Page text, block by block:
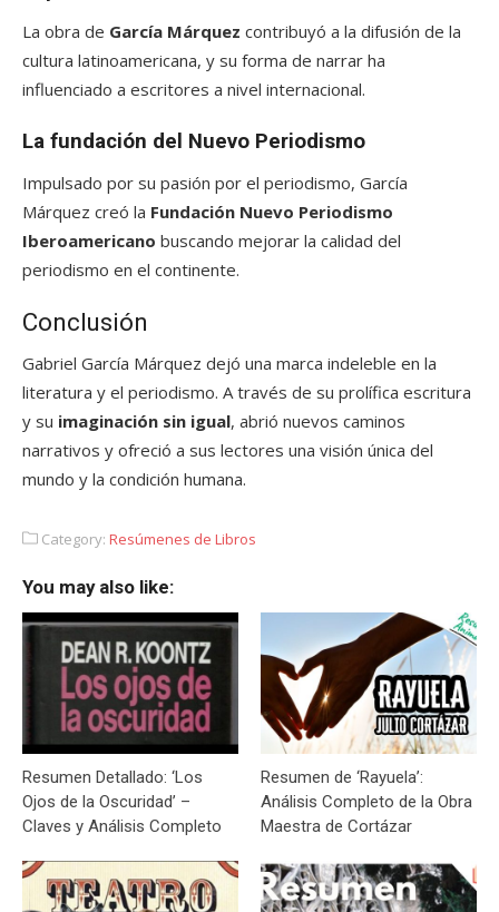
La obra de García Márquez contribuyó a la difusión de la
cultura latinoamericana, y su forma de narrar ha
influenciado a escritores a nivel internacional.
La fundación del Nuevo Periodismo
Impulsado por su pasión por el periodismo, García
Márquez creó la Fundación Nuevo Periodismo
Iberoamericano buscando mejorar la calidad del
periodismo en el continente.
Conclusión
Gabriel García Márquez dejó una marca indeleble en la
literatura y el periodismo. A través de su prolífica escritura
y su imaginación sin igual, abrió nuevos caminos
narrativos y ofreció a sus lectores una visión única del
mundo y la condición humana.
Category: Resúmenes de Libros
You may also like:
Resumen Detallado: ‘Los
Ojos de la Oscuridad’ –
Claves y Análisis Completo
Resumen de ‘Rayuela’:
Análisis Completo de la Obra
Maestra de Cortázar